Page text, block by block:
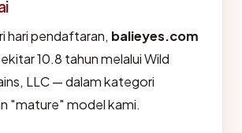
hari pendaftaran, balieyes.com
10.8 tahun melalui Wild
LLC — dalam kategori
"mature" model kami.